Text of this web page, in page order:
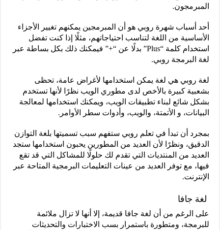
المبرمجون.
أحد أسباب شهرة روبي هو أن المبرمجين يمكنهم تغيير الأجزاء
الأساسية من اللغة لتناسب احتياجاتهم، مثلًا إذا كنت تفضل
استخدام كلمة “Plus” بدلًا عن “+” فيمكنك ذلك بكل بساطة عبر
لغة البرمجة روبي.
لغة روبي هي لغة يمكن استخدامها لأغراض عامة، تحظى
بشعبية كبيرة بالأخص لدى مطوري الويب نظرًا لأنها تستخدم
بشكل شائع لبناء تطبيقات الويب، ويمكنك استخدامها لمعالجة
البيانات، و الأتمتة، والويب، وأدوات سطر الأوامر.
بمجرد أن تبدأ في تعلم روبي ستفهم سبب تسميتها بلغة التوازن
الدقيق، ونظرًا لأن العديد من المطورين يحبون استخدامها ستجد
العديد من المنتديات التي تقدم لك حلولًا للمشاكل التي قد تقع
فيها، مع توفر العديد من عينات التعليمات البرمجية المتاحة عبر
الإنترنت.
لغة جافا
على الرغم من أن لغة جافا قديمة، إلا أنها لا تزال ملائمة
للبرمجة، ومتطورة باستمرار بسب الاختبارات والتحديثات